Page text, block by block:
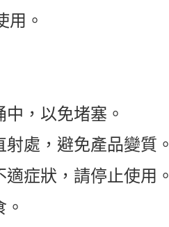
用。
，以免堵塞。
處，避免產品變質。
症狀，請停止使用。